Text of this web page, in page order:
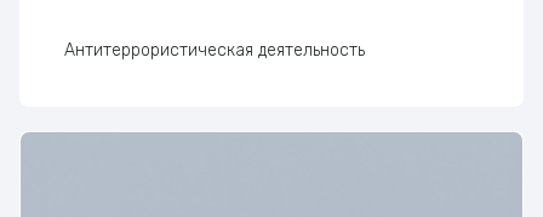
Антитеррористическая деятельность